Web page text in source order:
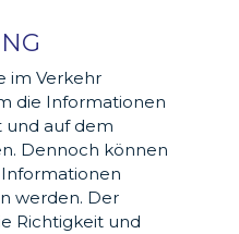
im Verkehr
die Informationen
und auf dem
Dennoch können
werden. Der
Richtigkeit und